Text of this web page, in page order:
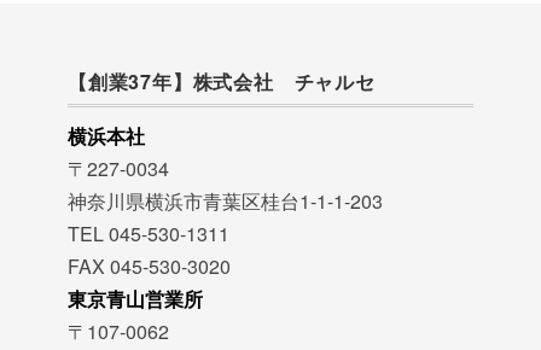
【創業37年】株式会社 チャルセ
横浜本社
〒227-0034
神奈川県横浜市青葉区桂台1-1-1-203
TEL 045-530-1311
FAX 045-530-3020
東京青山営業所
〒107-0062